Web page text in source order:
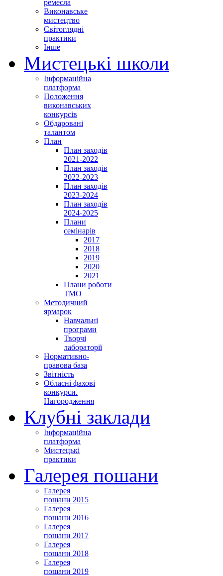
ремесла
Виконавське
мистецтво
Світоглядні
практики
Інше
Мистецькі школи
Інформаційна
платформа
Положення
виконавських
конкурсів
Обдаровані
талантом
План
План заходів
2021-2022
План заходів
2022-2023
План заходів
2023-2024
План заходів
2024-2025
Плани
семінарів
2017
2018
2019
2020
2021
Плани роботи
ТМО
Методичний
ярмарок
Навчальні
програми
Творчі
лабораторії
Нормативно-
правова база
Звітність
Обласні фахові
конкурси.
Нагородження
Клубні заклади
Інформаційна
платформа
Мистецькі
практики
Галерея пошани
Галерея
пошани 2015
Галерея
пошани 2016
Галерея
пошани 2017
Галерея
пошани 2018
Галерея
пошани 2019